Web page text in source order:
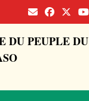
DU PEUPLE DU